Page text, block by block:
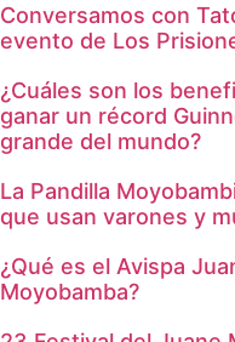
Conversamos con
evento de Los
¿Cuáles son los
ganar un récord
grande del mundo?
La Pandilla
que usan varones y
¿Qué es el Avispa
Moyobamba?